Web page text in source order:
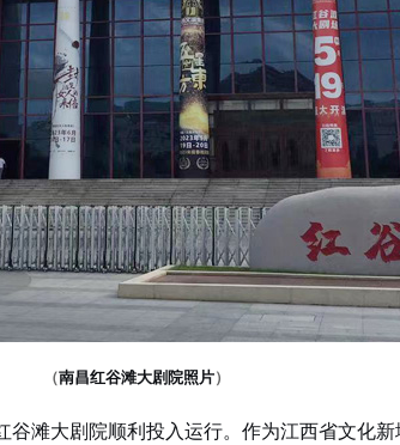
（南昌红谷滩大剧院照片）
大剧院顺利投入运行。作为江西省文化新